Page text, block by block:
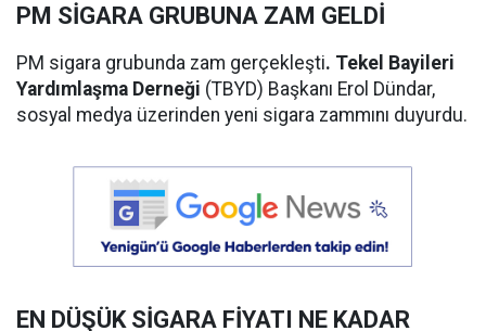
PM SİGARA GRUBUNA ZAM GELDİ
PM sigara grubunda zam gerçekleşti. Tekel Bayileri
Yardımlaşma Derneği (TBYD) Başkanı Erol Dündar,
sosyal medya üzerinden yeni sigara zammını duyurdu.
EN DÜŞÜK SİGARA FİYATI NE KADAR